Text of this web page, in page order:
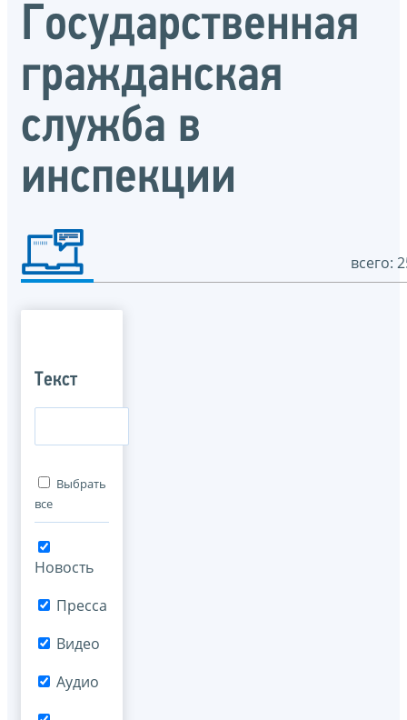
Государственная
гражданская
служба в
инспекции
всего:
Текст
Выбрать
все
Новость
Пресса
Видео
Аудио